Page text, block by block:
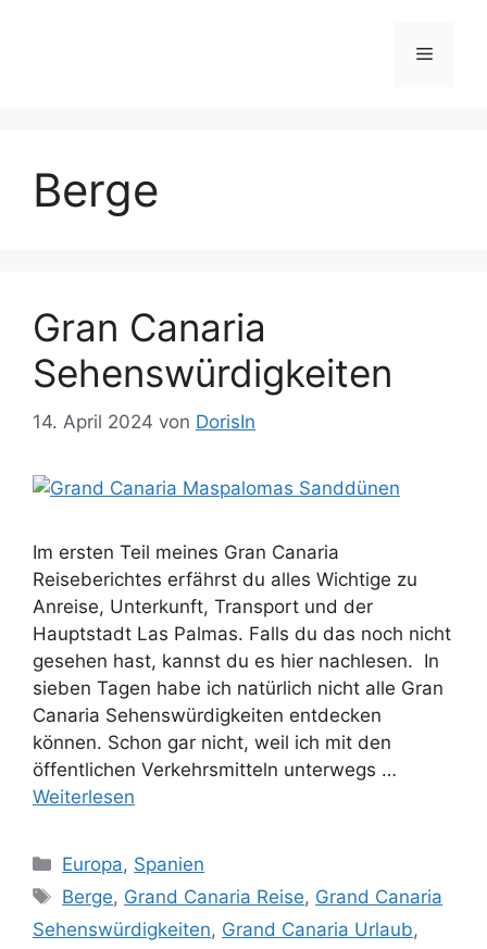
Menü
Berge
Gran Canaria
Sehenswürdigkeiten
14. April 2024 von DorisIn
Im ersten Teil meines Gran Canaria
Reiseberichtes erfährst du alles Wichtige zu
Anreise, Unterkunft, Transport und der
Hauptstadt Las Palmas. Falls du das noch nicht
gesehen hast, kannst du es hier nachlesen. In
sieben Tagen habe ich natürlich nicht alle Gran
Canaria Sehenswürdigkeiten entdecken
können. Schon gar nicht, weil ich mit den
öffentlichen Verkehrsmitteln unterwegs …
Weiterlesen
Kategorien
Europa, Spanien
Schlagwörter
Berge, Grand Canaria Reise, Grand Canaria
Sehenswürdigkeiten, Grand Canaria Urlaub,